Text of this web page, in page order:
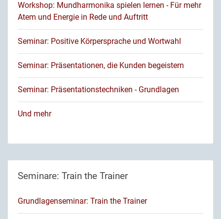
Workshop: Mundharmonika spielen lernen - Für mehr
Atem und Energie in Rede und Auftritt
Seminar: Positive Körpersprache und Wortwahl
Seminar: Präsentationen, die Kunden begeistern
Seminar: Präsentationstechniken - Grundlagen
Und mehr
Seminare: Train the Trainer
Grundlagenseminar: Train the Trainer